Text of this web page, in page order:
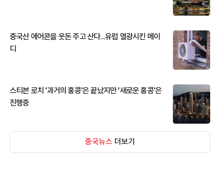
중국산 에어콘을 웃돈 주고 산다...유럽 열광시킨 메이
디
스티븐 로치 '과거의 홍콩'은 끝났지만 '새로운 홍콩'은
진행중
중국뉴스 더보기